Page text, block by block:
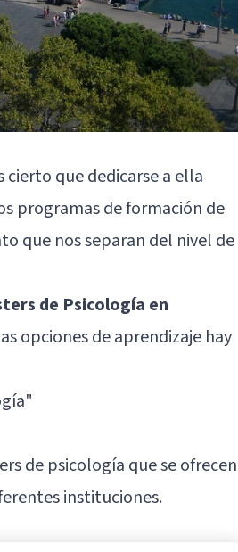
que dedicarse a ella
programas de formación de
que nos separan del nivel de
de Psicología en
opciones de aprendizaje hay
"
de psicología que se ofrecen
instituciones.